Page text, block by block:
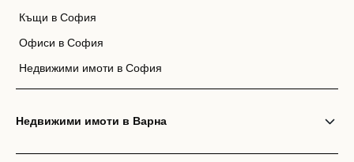
Къщи в София
Офиси в София
Недвижими имоти в София
Недвижими имоти в Варна